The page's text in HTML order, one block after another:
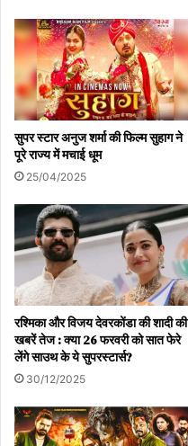
सुपर स्टार अनुज शर्मा की फिल्म सुहाग ने
पूरे राज्य में मचाई धूम
25/04/2025
रश्मिका और विजय देवरकोंडा की शादी की
खबरें तेज : क्या 26 फरवरी को सात फेरे
लेंगे साउथ के ये सुपरस्टार्स?
30/12/2025